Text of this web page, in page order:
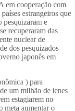
em cooperação com
estrangeiros que
pesquizaram e
recuperaram das
nuclear de
dos pesquizados
japonês em
) para
um milhão de ienes
estagiarem no
meta aumentar o